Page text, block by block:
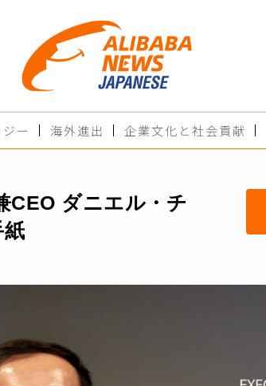
ー 海外進出 企業文化と社会貢献
CEO ダニエル・チ
紙